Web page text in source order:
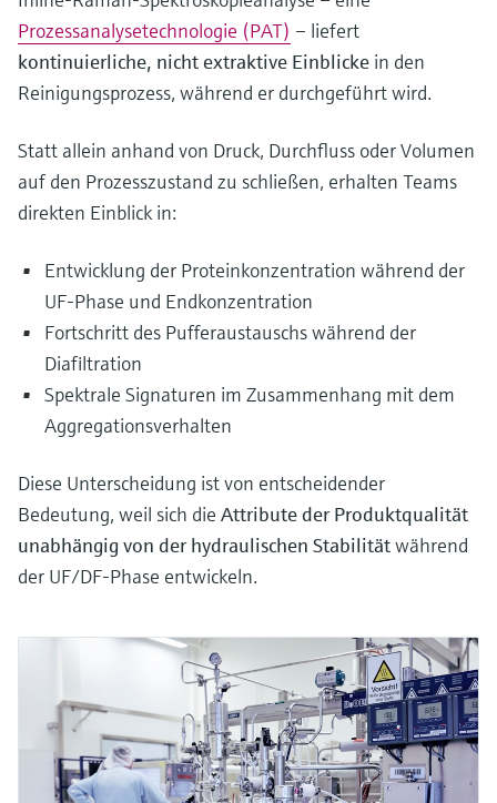
Prozessanalysetechnologie (PAT) – liefert
kontinuierliche, nicht extraktive Einblicke in den
Reinigungsprozess, während er durchgeführt wird.
Statt allein anhand von Druck, Durchfluss oder Volumen
auf den Prozesszustand zu schließen, erhalten Teams
direkten Einblick in:
Entwicklung der Proteinkonzentration während der
UF-Phase und Endkonzentration
Fortschritt des Pufferaustauschs während der
Diafiltration
Spektrale Signaturen im Zusammenhang mit dem
Aggregationsverhalten
Diese Unterscheidung ist von entscheidender
Bedeutung, weil sich die Attribute der Produktqualität
unabhängig von der hydraulischen Stabilitätwährend
der UF/DF-Phase entwickeln.